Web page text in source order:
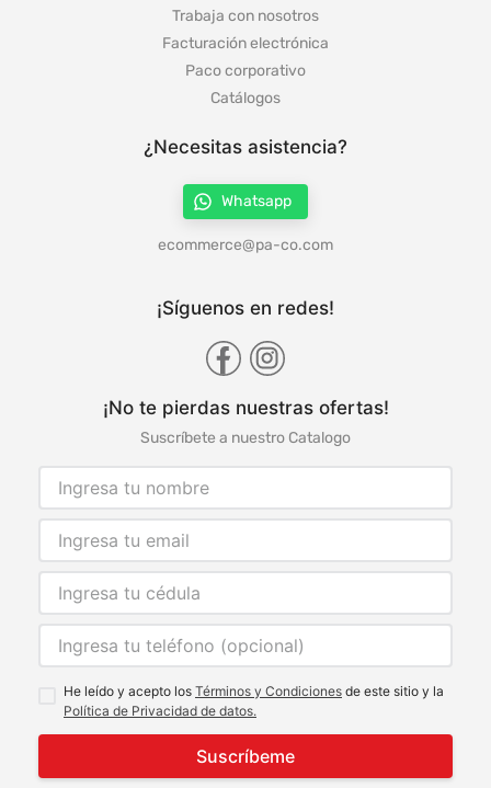
Trabaja con nosotros
Facturación electrónica
Paco corporativo
Catálogos
¿Necesitas asistencia?
Whatsapp
ecommerce@pa-co.com
¡Síguenos en redes!
¡No te pierdas nuestras ofertas!
Suscríbete a nuestro Catalogo
He leído y acepto los Términos y Condiciones de este sitio y la
Política de Privacidad de datos.
Suscríbeme